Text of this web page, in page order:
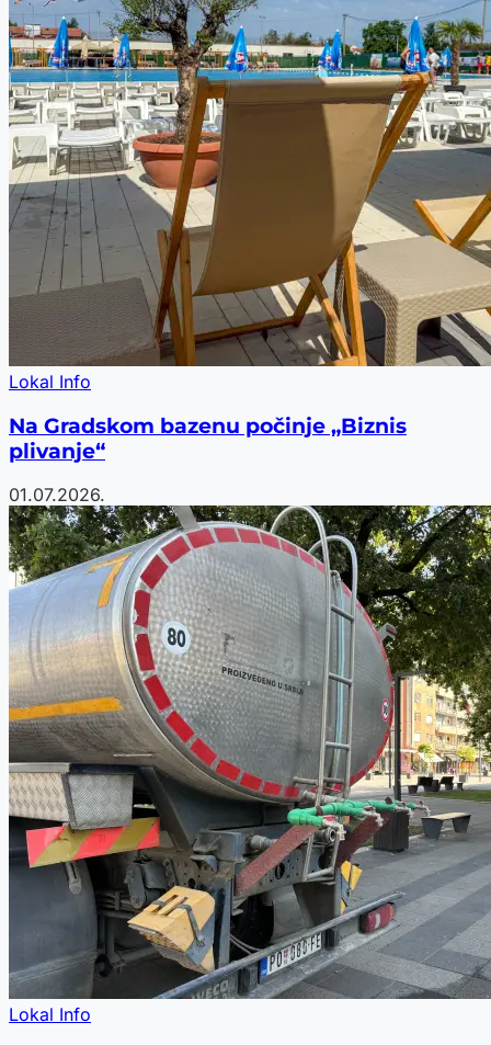
Lokal Info
Na Gradskom bazenu počinje „Biznis
plivanje“
01.07.2026.
Lokal Info